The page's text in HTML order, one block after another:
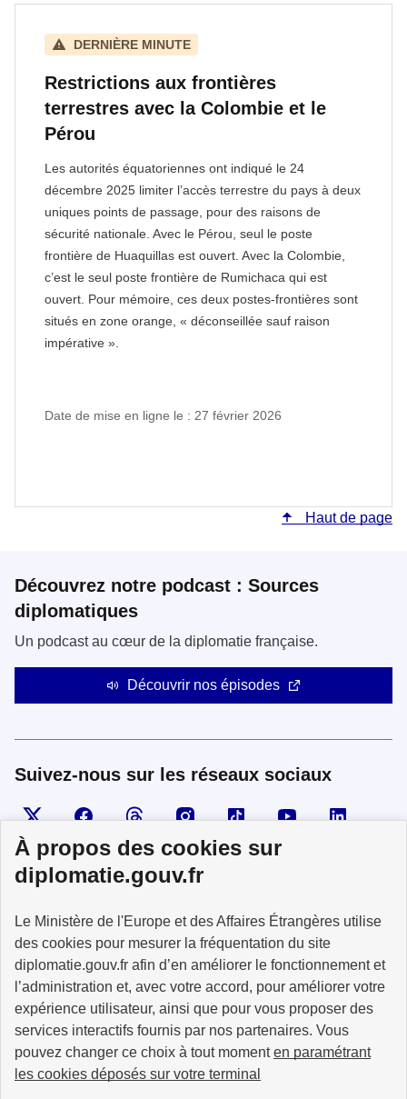
À propos des cookies sur
diplomatie.gouv.fr
Le Ministère de l'Europe et des Affaires Étrangères utilise
des cookies pour mesurer la fréquentation du site
diplomatie.gouv.fr afin d’en améliorer le fonctionnement et
l’administration et, avec votre accord, pour améliorer votre
expérience utilisateur, ainsi que pour vous proposer des
services interactifs fournis par nos partenaires. Vous
pouvez changer ce choix à tout momenten paramétrant
les cookies déposés sur votre terminal
Restrictions aux frontières
terrestres avec la Colombie et le
Pérou
Les autorités équatoriennes ont indiqué le 24
décembre 2025 limiter l’accès terrestre du pays à deux
uniques points de passage, pour des raisons de
sécurité nationale. Avec le Pérou, seul le poste
frontière de Huaquillas est ouvert. Avec la Colombie,
c’est le seul poste frontière de Rumichaca qui est
ouvert. Pour mémoire, ces deux postes-frontières sont
situés en zone orange, « déconseillée sauf raison
impérative ».
DERNIÈRE MINUTE
Date de mise en ligne le : 27 février 2026
Haut de page
Découvrez notre podcast : Sources
diplomatiques
Un podcast au cœur de la diplomatie française.
Découvrir nos épisodes
Suivez-nous sur les réseaux sociaux
Visiter la page XSuivez-nous sur Facebook
Visiter le compte Threads
Visiter le compte Instagram
Visiter le compte TikTok
Visiter le
MINISTÈRE
DE L'EUROPE
ET DES AFFAIRES
ÉTRANGÈRES
info.gouv.fr service-public.fr